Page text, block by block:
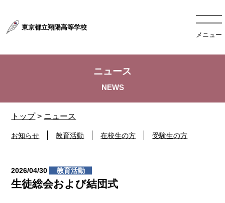
東京都立翔陽高等学校
メニュー
トップ> ニュース
ニュース
お知らせ 教育活動 在校生の方 受験生の方
2026/04/30 教育活動
生徒総会および結団式